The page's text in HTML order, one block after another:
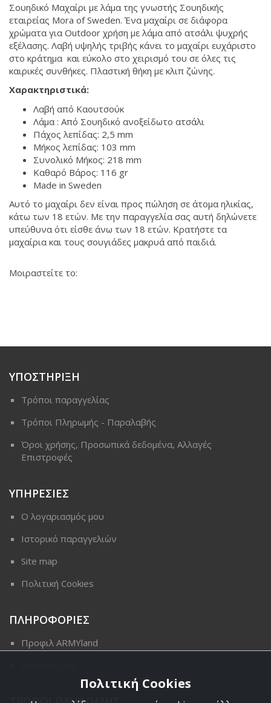
Σουηδικό Μαχαίρι με λάμα της γνωστής Σουηδικής
εταιρείας Mora of Sweden. Ένα μαχαίρι σε διάφορα
χρώματα για Outdoor χρήση με λάμα από ατσάλι ψυχρής
εξέλασης. Λαβή υψηλής τριβής κάνει το μαχαίρι ευχάριστο
στο κράτημα και εύκολο στο χειρισμό του σε όλες τις
καιρικές συνθήκες. Πλαστική θήκη με κλιπ ζώνης.
Χαρακτηριστικά:
Λαβή από Καουτσούκ
Λάμα : Από Σουηδικό ανοξείδωτο ατσάλι
Πάχος λεπίδας: 2,5 mm
Μήκος λεπίδας: 103 mm
Συνολικό Μήκος: 218 mm
Καθαρό Βάρος: 116 gr
Made in Sweden
Αυτό το μαχαίρι δεν είναι προς πώληση σε άτομα ηλικίας,
κάτω των 18 ετών. Με την παραγγελία σας αυτή δηλώνετε
υπεύθυνα ότι είσθε άνω των 18 ετών. Κρατήστε τα
μαχαίρια και τους σουγιάδες μακρυά από παιδιά.
Μοιραστείτε το:
ΥΠΟΣΤΗΡΙΞΗ
Τρόποι παραγγελίας
Τρόποι Πληρωμής - Παραλαβής
Όροι χρήσης, Προσωπικά δεδομένα, Αλλαγές
Επιστροφές
ΥΠΗΡΕΣΙΕΣ
Ο λογαριασμός μου
Ιστορικό παραγγελιών
Site map
Πολιτική Cookies
ΠΛΗΡΟΦΟΡΙΕΣ
Προφιλ ARMYland
Πολιτική Cookies